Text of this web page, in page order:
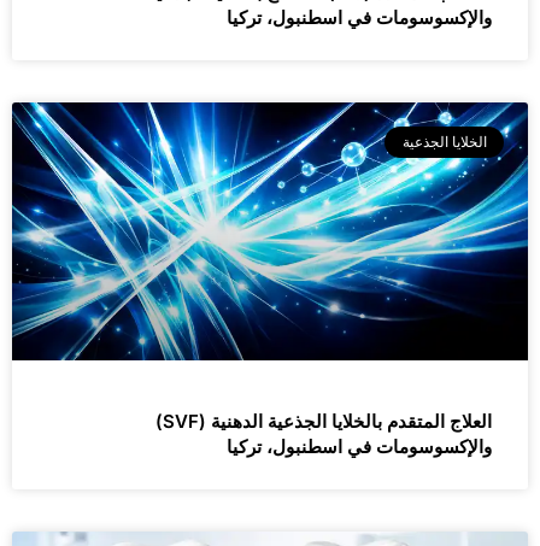
والإكسوسومات في اسطنبول، تركيا
الخلايا الجذعية
العلاج المتقدم بالخلايا الجذعية الدهنية (SVF)
والإكسوسومات في اسطنبول، تركيا